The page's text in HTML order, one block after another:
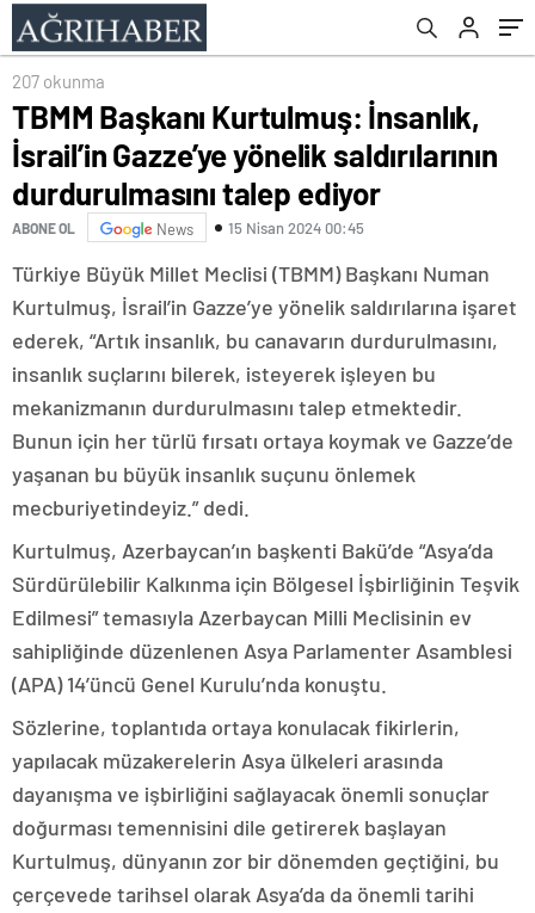
durdurulmasını talep ediyor
207 okunma
TBMM Başkanı Kurtulmuş: İnsanlık,
İsrail’in Gazze’ye yönelik saldırılarının
durdurulmasını talep ediyor
ABONE OL News 15 Nisan 2024 00:45
Türkiye Büyük Millet Meclisi (TBMM) Başkanı Numan
Kurtulmuş, İsrail’in Gazze’ye yönelik saldırılarına işaret
ederek, “Artık insanlık, bu canavarın durdurulmasını,
insanlık suçlarını bilerek, isteyerek işleyen bu
mekanizmanın durdurulmasını talep etmektedir.
Bunun için her türlü fırsatı ortaya koymak ve Gazze’de
yaşanan bu büyük insanlık suçunu önlemek
mecburiyetindeyiz.” dedi.
Kurtulmuş, Azerbaycan’ın başkenti Bakü’de “Asya’da
Sürdürülebilir Kalkınma için Bölgesel İşbirliğinin Teşvik
Edilmesi” temasıyla Azerbaycan Milli Meclisinin ev
sahipliğinde düzenlenen Asya Parlamenter Asamblesi
(APA) 14’üncü Genel Kurulu’nda konuştu.
Sözlerine, toplantıda ortaya konulacak fikirlerin,
yapılacak müzakerelerin Asya ülkeleri arasında
dayanışma ve işbirliğini sağlayacak önemli sonuçlar
doğurması temennisini dile getirerek başlayan
Kurtulmuş, dünyanın zor bir dönemden geçtiğini, bu
çerçevede tarihsel olarak Asya’da da önemli tarihi